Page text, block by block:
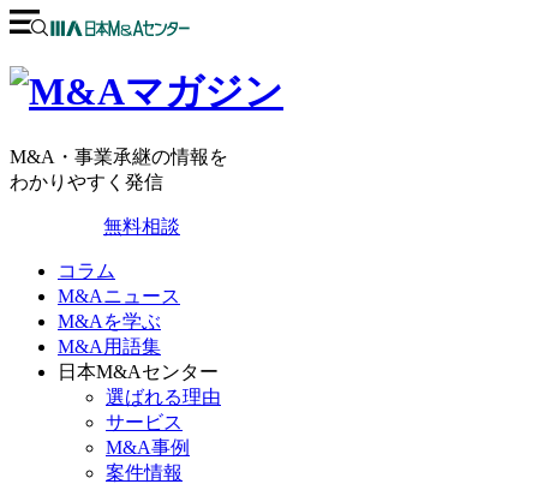
M&A・事業承継の情報を
わかりやすく発信
無料相談
コラム
M&Aニュース
M&Aを学ぶ
M&A用語集
日本M&Aセンター
選ばれる理由
サービス
M&A事例
案件情報